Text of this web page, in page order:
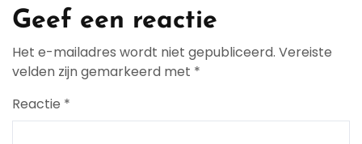
Geef een reactie
Het e-mailadres wordt niet gepubliceerd. Vereiste
velden zijn gemarkeerd met *
Reactie *